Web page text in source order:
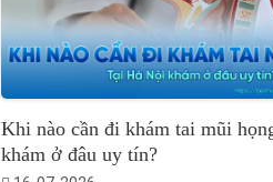
Khi nào cần đi khám tai mũi
khám ở đâu uy tín?